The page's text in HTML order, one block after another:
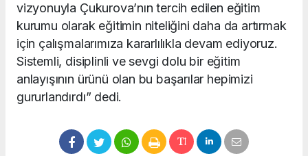
vizyonuyla Çukurova’nın tercih edilen eğitim
kurumu olarak eğitimin niteliğini daha da artırmak
için çalışmalarımıza kararlılıkla devam ediyoruz.
Sistemli, disiplinli ve sevgi dolu bir eğitim
anlayışının ürünü olan bu başarılar hepimizi
gururlandırdı” dedi.